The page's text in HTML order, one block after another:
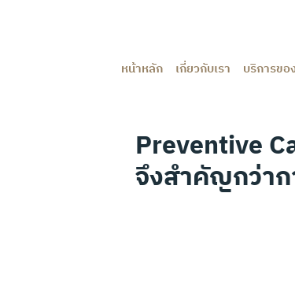
หน้าหลัก
เกี่ยวกับเรา บริการขอ
Preventive
จึงสำคัญกว่า